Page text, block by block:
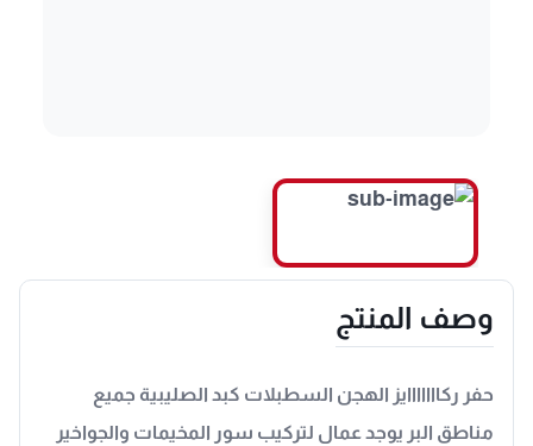
وصف المنتج
حفر ركااااااايز الهجن السطبلات كبد الصليبية جميع
مناطق البر يوجد عمال لتركيب سور المخيمات والجواخير